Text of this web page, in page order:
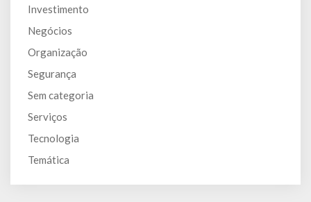
Investimento
Negócios
Organização
Segurança
Sem categoria
Serviços
Tecnologia
Temática